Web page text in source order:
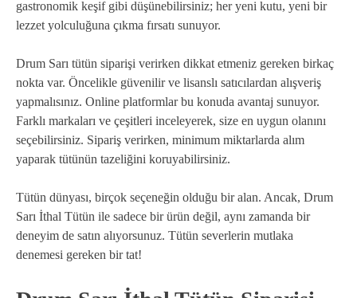
gastronomik keşif gibi düşünebilirsiniz; her yeni kutu, yeni bir
lezzet yolculuğuna çıkma fırsatı sunuyor.
Drum Sarı tütün siparişi verirken dikkat etmeniz gereken birkaç
nokta var. Öncelikle güvenilir ve lisanslı satıcılardan alışveriş
yapmalısınız. Online platformlar bu konuda avantaj sunuyor.
Farklı markaları ve çeşitleri inceleyerek, size en uygun olanını
seçebilirsiniz. Sipariş verirken, minimum miktarlarda alım
yaparak tütünün tazeliğini koruyabilirsiniz.
Tütün dünyası, birçok seçeneğin olduğu bir alan. Ancak, Drum
Sarı İthal Tütün ile sadece bir ürün değil, aynı zamanda bir
deneyim de satın alıyorsunuz. Tütün severlerin mutlaka
denemesi gereken bir tat!